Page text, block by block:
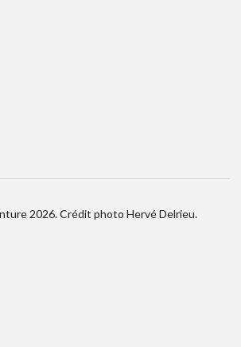
2026. Crédit photo Hervé Delrieu.